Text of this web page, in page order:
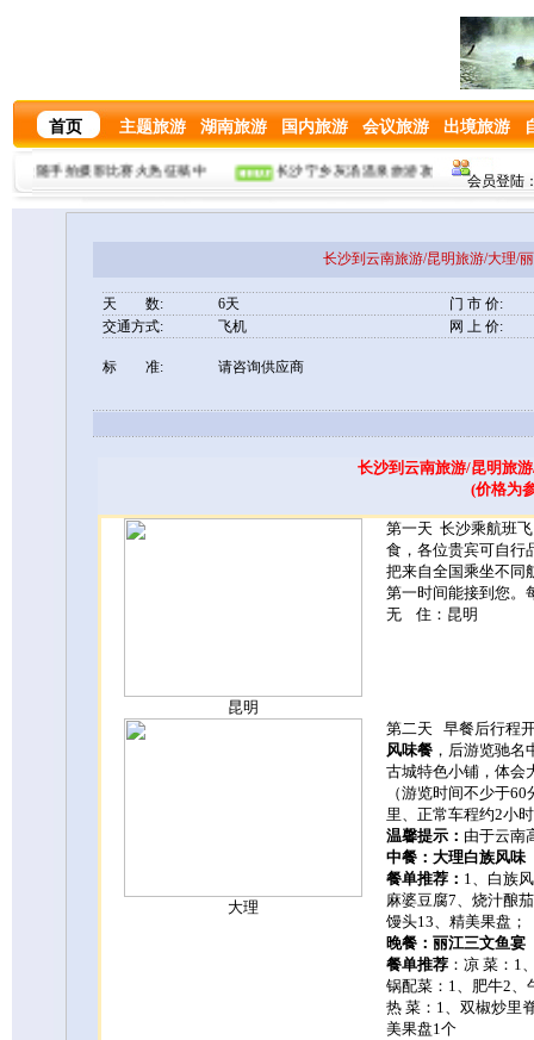
首页 主题旅游 湖南旅游 国内旅游 会议旅游 出境旅游
随手拍摄影比赛火热征稿中 长沙宁乡灰汤温泉旅游攻略 长沙到
会员登陆
长沙到云南旅游/昆明旅游/大理/
天 数: 6天
门 市 价:
交通方式:
飞机 网 上 价:
标 准: 请咨询供应商
长沙到云南旅游/昆明旅
(价格为
昆明
第一天 长沙乘航班
食，各位贵宾可自
把来自全国乘坐不同
第一时间能接到您
无 住：昆明
大理
第二天 早餐后行程
风味餐，后游览驰名
古城特色小铺，体会
（游览时间不少于60
里、 正常车程约2小
温馨提示： 由于云南
中餐：大理白族风味
餐单推荐： 1、白族
麻婆豆腐7、烧汁酿
馒头13、精美果盘；
晚餐：丽江三文鱼宴
餐单推荐：凉 菜： 1
锅配菜： 1、肥牛2、
热 菜： 1、双椒炒里
美果盘1个